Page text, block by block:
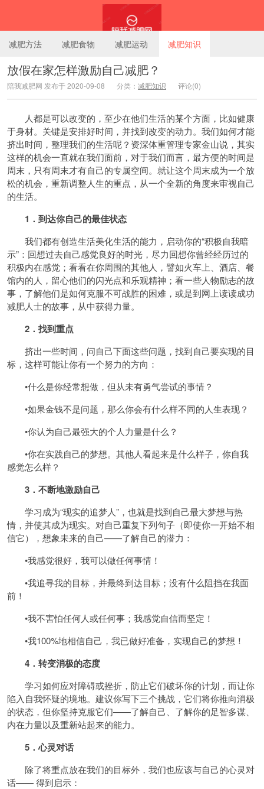
陪我减肥网
减肥方法 减肥食物 减肥运动 减肥知识
放假在家怎样激励自己减肥？
陪我减肥网 发布于 2020-09-08 分类： 减肥知识 评论(0)
人都是可以改变的，至少在他们生活的某个方面，比如健康
于身材。关键是安排好时间，并找到改变的动力。我们如何才能
挤出时间，整理我们的生活呢？资深体重管理专家金山说，其实
这样的机会一直就在我们面前，对于我们而言，最方便的时间是
周末，只有周末才有自己的专属空间。就让这个周末成为一个放
松的机会，重新调整人生的重点，从一个全新的角度来审视自己
的生活。
1．到达你自己的最佳状态
我们都有创造生活美化生活的能力，启动你的“积极自我暗
示”：回想过去自己感觉良好的时光，尽力回想你曾经经历过的
积极内在感觉；看看在你周围的其他人，譬如火车上、酒店、餐
馆内的人，留心他们的闪光点和乐观精神；看一些人物励志的故
事，了解他们是如何克服不可战胜的困难，或是到网上读读成功
减肥人士的故事，从中获得力量。
2．找到重点
挤出一些时间，问自己下面这些问题，找到自己要实现的目
标，这样可能让你有一个努力的方向：
•什么是你经常想做，但从未有勇气尝试的事情？
•如果金钱不是问题，那么你会有什么样不同的人生表现？
•你认为自己最强大的个人力量是什么？
•你在实践自己的梦想。其他人看起来是什么样子，你自我
感觉怎么样？
3．不断地激励自己
学习成为“现实的追梦人”，也就是找到自己最大梦想与热
情，并使其成为现实。对自己重复下列句子（即使你一开始不相
信它），想象未来的自己——了解自己的潜力：
•我感觉很好，我可以做任何事情！
•我追寻我的目标，并最终到达目标；没有什么阻挡在我面
前！
•我不害怕任何人或任何事；我感觉自信而坚定！
•我100%地相信自己，我已做好准备，实现自己的梦想！
4．转变消极的态度
学习如何应对障碍或挫折，防止它们破坏你的计划，而让你
陷入自我怀疑的境地。建议你写下三个挑战，它们将你推向消极
的状态，但你坚持克服它们——了解自己、了解你的足智多谋、
内在力量以及重新站起来的能力。
5．心灵对话
除了将重点放在我们的目标外，我们也应该与自己的心灵对
话—— 得到启示：